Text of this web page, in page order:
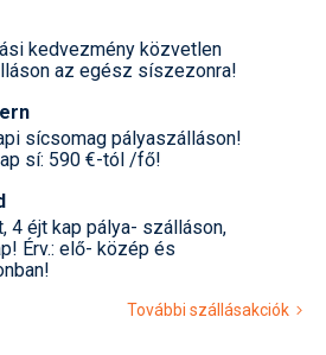
kedvezmény közvetlen
az egész síszezonra!
sícsomag pályaszálláson!
sí: 590 €-tól /fő!
4 éjt kap pálya- szálláson,
Érv.: elő- közép és
További szállásakciók